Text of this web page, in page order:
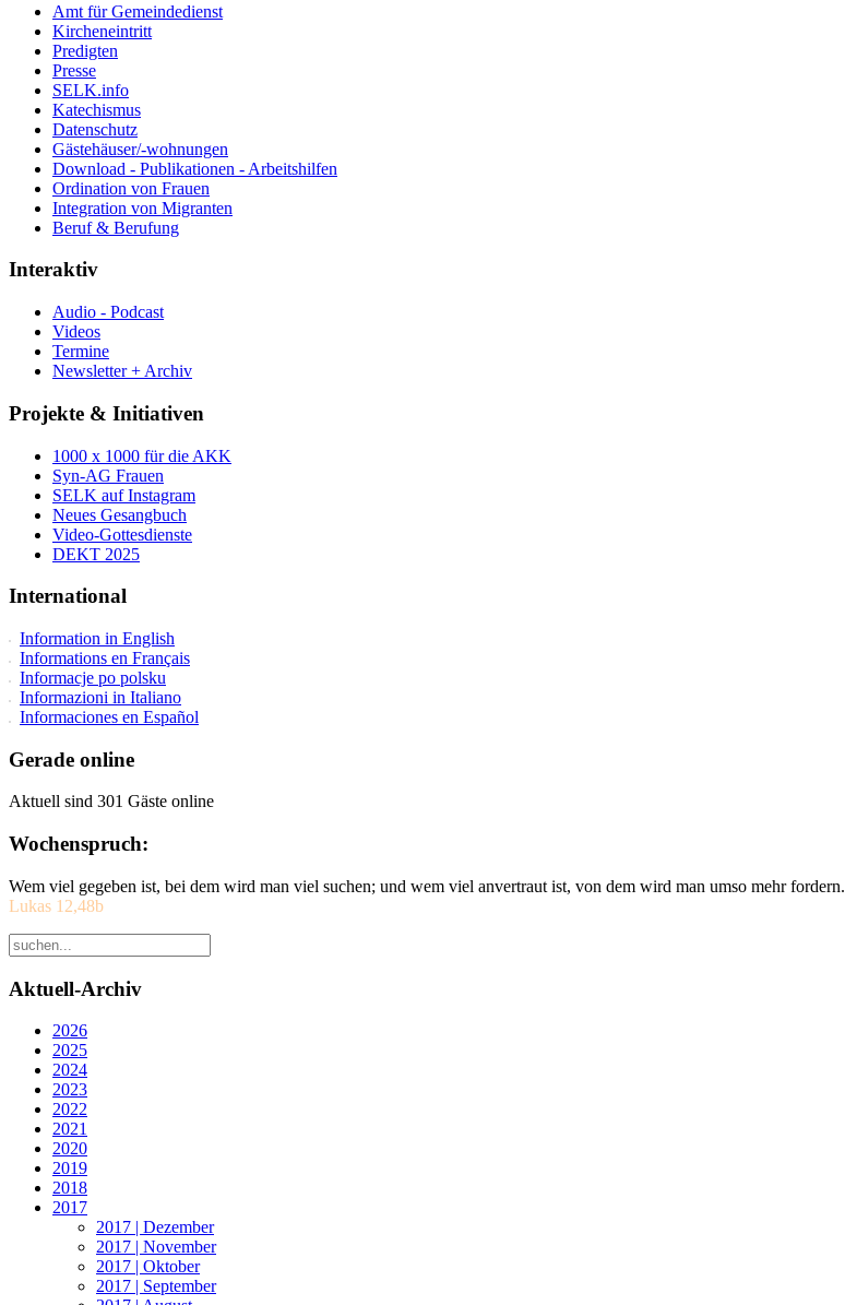
Amt für Gemeindedienst
Kircheneintritt
Predigten
Presse
SELK.info
Katechismus
Datenschutz
Gästehäuser/-wohnungen
Download - Publikationen - Arbeitshilfen
Ordination von Frauen
Integration von Migranten
Beruf & Berufung
Interaktiv
Audio - Podcast
Videos
Termine
Newsletter + Archiv
Projekte & Initiativen
1000 x 1000 für die AKK
Syn-AG Frauen
SELK auf Instagram
Neues Gesangbuch
Video-Gottesdienste
DEKT 2025
International
Information in English
Informations en Français
Informacje po polsku
Informazioni in Italiano
Informaciones en Español
Gerade online
Aktuell sind 301 Gäste online
Wochenspruch:
Wem viel gegeben ist, bei dem wird man viel suchen; und wem viel anvertraut ist, von dem wird man umso mehr fordern.
Lukas 12,48b
Aktuell-Archiv
2026
2025
2024
2023
2022
2021
2020
2019
2018
2017
2017 | Dezember
2017 | November
2017 | Oktober
2017 | September